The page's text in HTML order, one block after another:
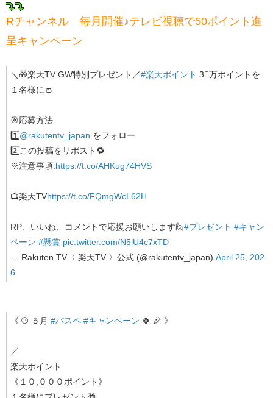
Rチャンネル 毎月開催♪テレビ視聴で50ポイント進
呈キャンペーン
＼🎁楽天TV GW特別プレゼント／#楽天ポイント 3⃣万ポイントを
１名様に👛
🎯応募方法
1️⃣@rakutentv_japan をフォロー
2️⃣この投稿をリポスト🔁
※注意事項:https://t.co/AHKug74HVS
📺楽天TVhttps://t.co/FQmgWcL62H
RP、いいね、コメントで応援お願いします🙋#プレゼント #キャン
ペーン #懸賞 pic.twitter.com/N5lU4c7xTD
— Rakuten TV〈 楽天TV 〉公式 (@rakutentv_japan) April 25, 202
6
《 ⚾ ５月 #パスペ #キャンペーン 🍀 🎉 》
／
楽天ポイント
《１０,０００ポイント》